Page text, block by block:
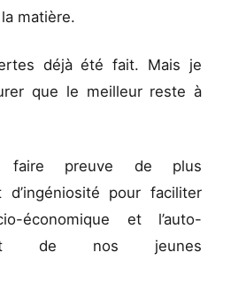
matière.
déjà été fait. Mais je
que le meilleur reste à
faire preuve de plus
d’ingéniosité pour faciliter
économique et l’auto-
de nos jeunes